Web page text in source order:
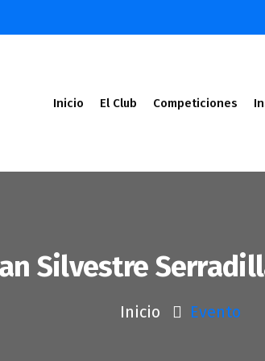
Inicio El Club Competiciones
Silvestre
Inicio Evento